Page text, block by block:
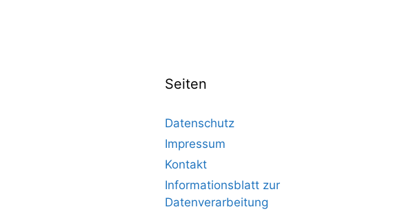
Seiten
Datenschutz
Impressum
Kontakt
Informationsblatt zur
Datenverarbeitung